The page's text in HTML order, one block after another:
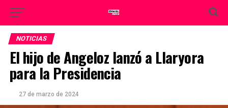
NOTICIAS
El hijo de Angeloz lanzó a Llaryora
para la Presidencia
27 de marzo de 2024